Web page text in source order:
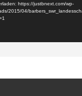
https://justbnext.com/wp-
2015/04/